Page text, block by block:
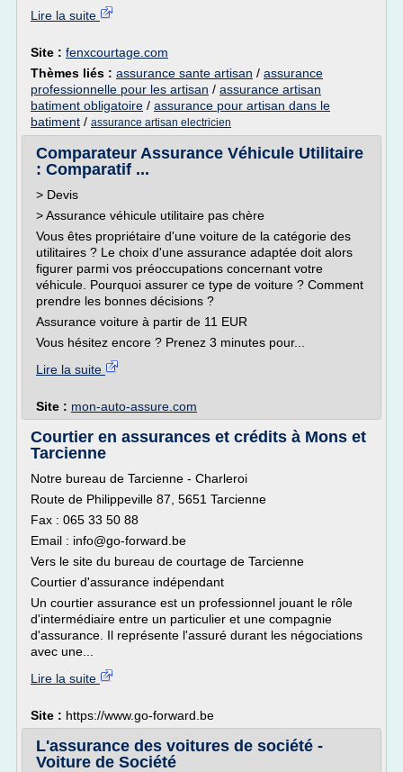
Lire la suite
Site : fenxcourtage.com
Thèmes liés : assurance sante artisan / assurance
professionnelle pour les artisan / assurance artisan
batiment obligatoire / assurance pour artisan dans le
batiment / assurance artisan electricien
Comparateur Assurance Véhicule Utilitaire
: Comparatif ...
> Devis
> Assurance véhicule utilitaire pas chère
Vous êtes propriétaire d'une voiture de la catégorie des
utilitaires ? Le choix d'une assurance adaptée doit alors
figurer parmi vos préoccupations concernant votre
véhicule. Pourquoi assurer ce type de voiture ? Comment
prendre les bonnes décisions ?
Assurance voiture à partir de 11 EUR
Vous hésitez encore ? Prenez 3 minutes pour...
Lire la suite
Site : mon-auto-assure.com
Courtier en assurances et crédits à Mons et
Tarcienne
Notre bureau de Tarcienne - Charleroi
Route de Philippeville 87, 5651 Tarcienne
Fax : 065 33 50 88
Email : info@go-forward.be
Vers le site du bureau de courtage de Tarcienne
Courtier d'assurance indépendant
Un courtier assurance est un professionnel jouant le rôle
d'intermédiaire entre un particulier et une compagnie
d'assurance. Il représente l'assuré durant les négociations
avec une...
Lire la suite
Site : https://www.go-forward.be
L'assurance des voitures de société -
Voiture de Société